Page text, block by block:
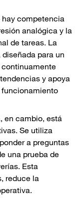
hay competencia
analógica y la
de tareas. La
para un
y apoya
en cambio, está
Se utiliza
a preguntas
una prueba de
Esta
reduce la